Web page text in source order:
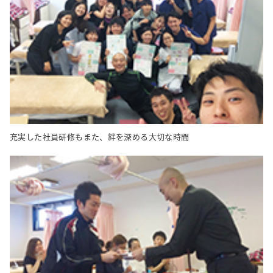
充実した社員研修もまた、絆を深める大切な時間